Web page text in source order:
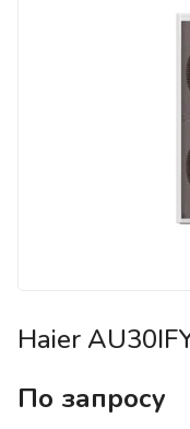
Haier
По запросу